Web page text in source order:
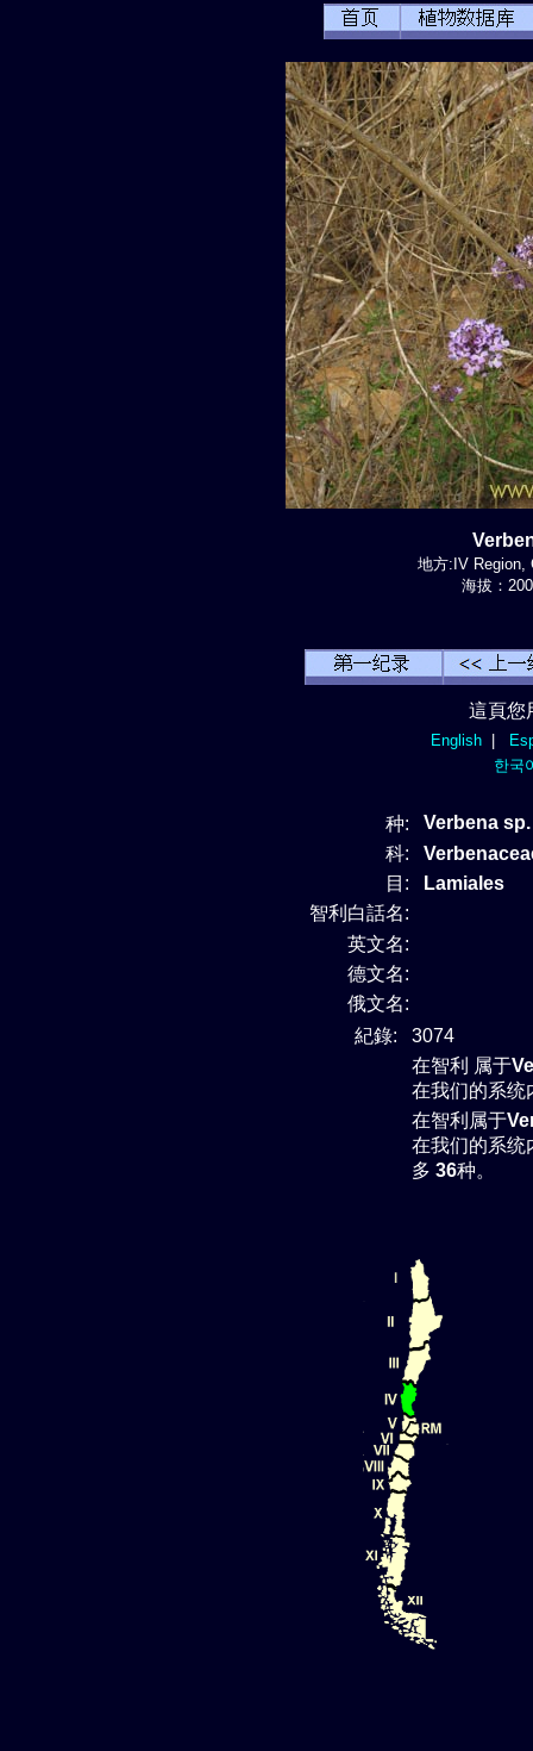
地方:IV Region,
海拔：
這頁您
English|
한국
种:
Verbena
科:
目:
Lamiales
智利白話名:
英文名:
德文名:
俄文名:
紀錄:
3074
在智利 属于
在我们的系统
在智利属于
在我们的系统
多 36种。